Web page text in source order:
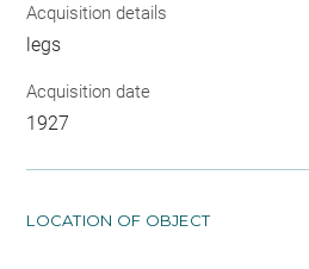
Acquisition details
legs
Acquisition date
1927
LOCATION OF OBJECT